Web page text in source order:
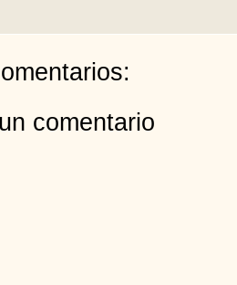
comentario